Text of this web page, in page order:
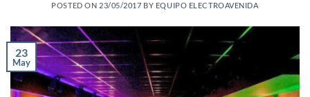
POSTED ON 23/05/2017 BY EQUIPO ELECTROAVENIDA
23
May